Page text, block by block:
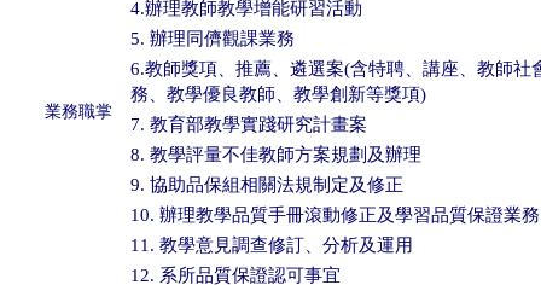
業務職掌
4.辦理教師教學增能研習活動
5. 辦理同儕觀課業務
6.教師獎項、推薦、遴選案(含特聘、講座、教師社
務、教學優良教師、教學創新等獎項)
7. 教育部教學實踐研究計畫案
8. 教學評量不佳教師方案規劃及辦理
9. 協助品保組相關法規制定及修正
10. 辦理教學品質手冊滾動修正及學習品質保證業
11. 教學意見調查修訂、分析及運用
12. 系所品質保證認可事宜